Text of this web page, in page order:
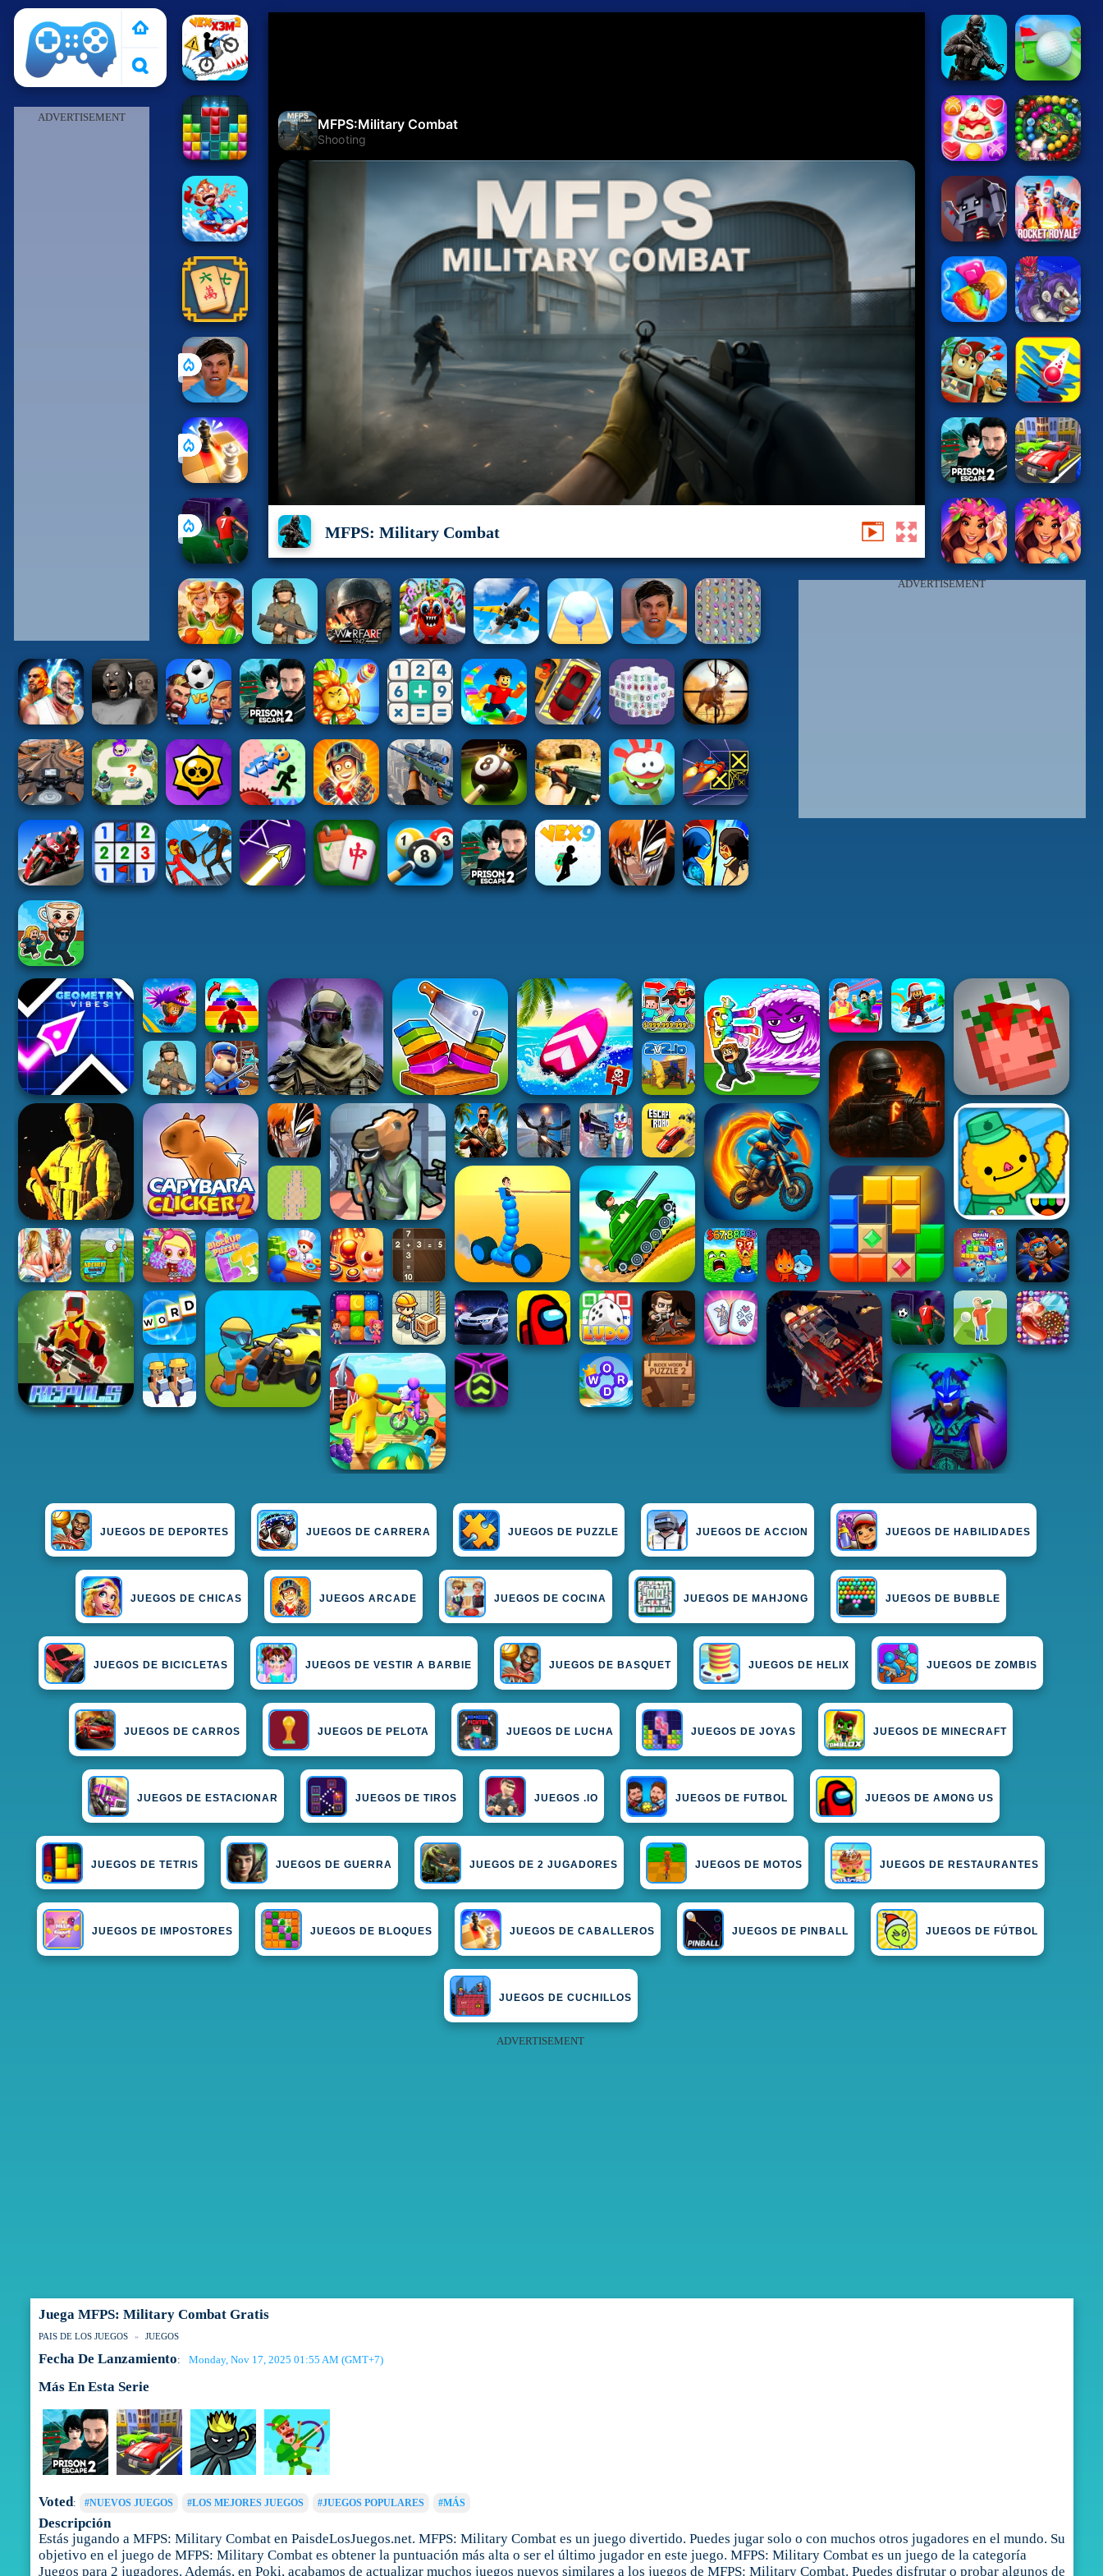
ADVERTISEMENT
MFPS: Military Combat
ADVERTISEMENT
JUEGOS DE DEPORTES JUEGOS DE CARRERA JUEGOS DE PUZZLE JUEGOS DE ACCION JUEGOS DE HABILIDADES
JUEGOS DE CHICAS JUEGOS ARCADE JUEGOS DE COCINA JUEGOS DE MAHJONG JUEGOS DE BUBBLE
JUEGOS DE BICICLETAS JUEGOS DE VESTIR A BARBIE JUEGOS DE BASQUET JUEGOS DE HELIX JUEGOS DE ZOMBIS
JUEGOS DE CARROS JUEGOS DE PELOTA JUEGOS DE LUCHA JUEGOS DE JOYAS JUEGOS DE MINECRAFT
JUEGOS DE ESTACIONAR JUEGOS DE TIROS JUEGOS .IO JUEGOS DE FUTBOL JUEGOS DE AMONG US
JUEGOS DE TETRIS JUEGOS DE GUERRA JUEGOS DE 2 JUGADORES JUEGOS DE MOTOS JUEGOS DE RESTAURANTES
JUEGOS DE IMPOSTORES JUEGOS DE BLOQUES JUEGOS DE CABALLEROS JUEGOS DE PINBALL JUEGOS DE FÚTBOL
JUEGOS DE CUCHILLOS
ADVERTISEMENT
Juega MFPS: Military Combat Gratis
PAIS DE LOS JUEGOS JUEGOS
Fecha De Lanzamiento: Monday, Nov 17, 2025 01:55 AM (GMT+7)
Más En Esta Serie
Voted: #NUEVOS JUEGOS #LOS MEJORES JUEGOS #JUEGOS POPULARES #MÁS
Descripción
Estás jugando a MFPS: Military Combat en PaisdeLosJuegos.net. MFPS: Military Combat es un juego divertido. Puedes jugar solo o con muchos otros jugadores en el mundo. Su
objetivo en el juego de MFPS: Military Combat es obtener la puntuación más alta o ser el último jugador en este juego. MFPS: Military Combat es un juego de la categoría
Juegos para 2 jugadores. Además, en Poki, acabamos de actualizar muchos juegos nuevos similares a los juegos de MFPS: Military Combat. Puedes disfrutar o probar algunos de